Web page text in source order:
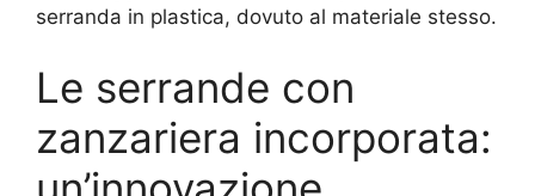
serranda in plastica, dovuto al materiale stesso.
Le serrande con
zanzariera incorporata: